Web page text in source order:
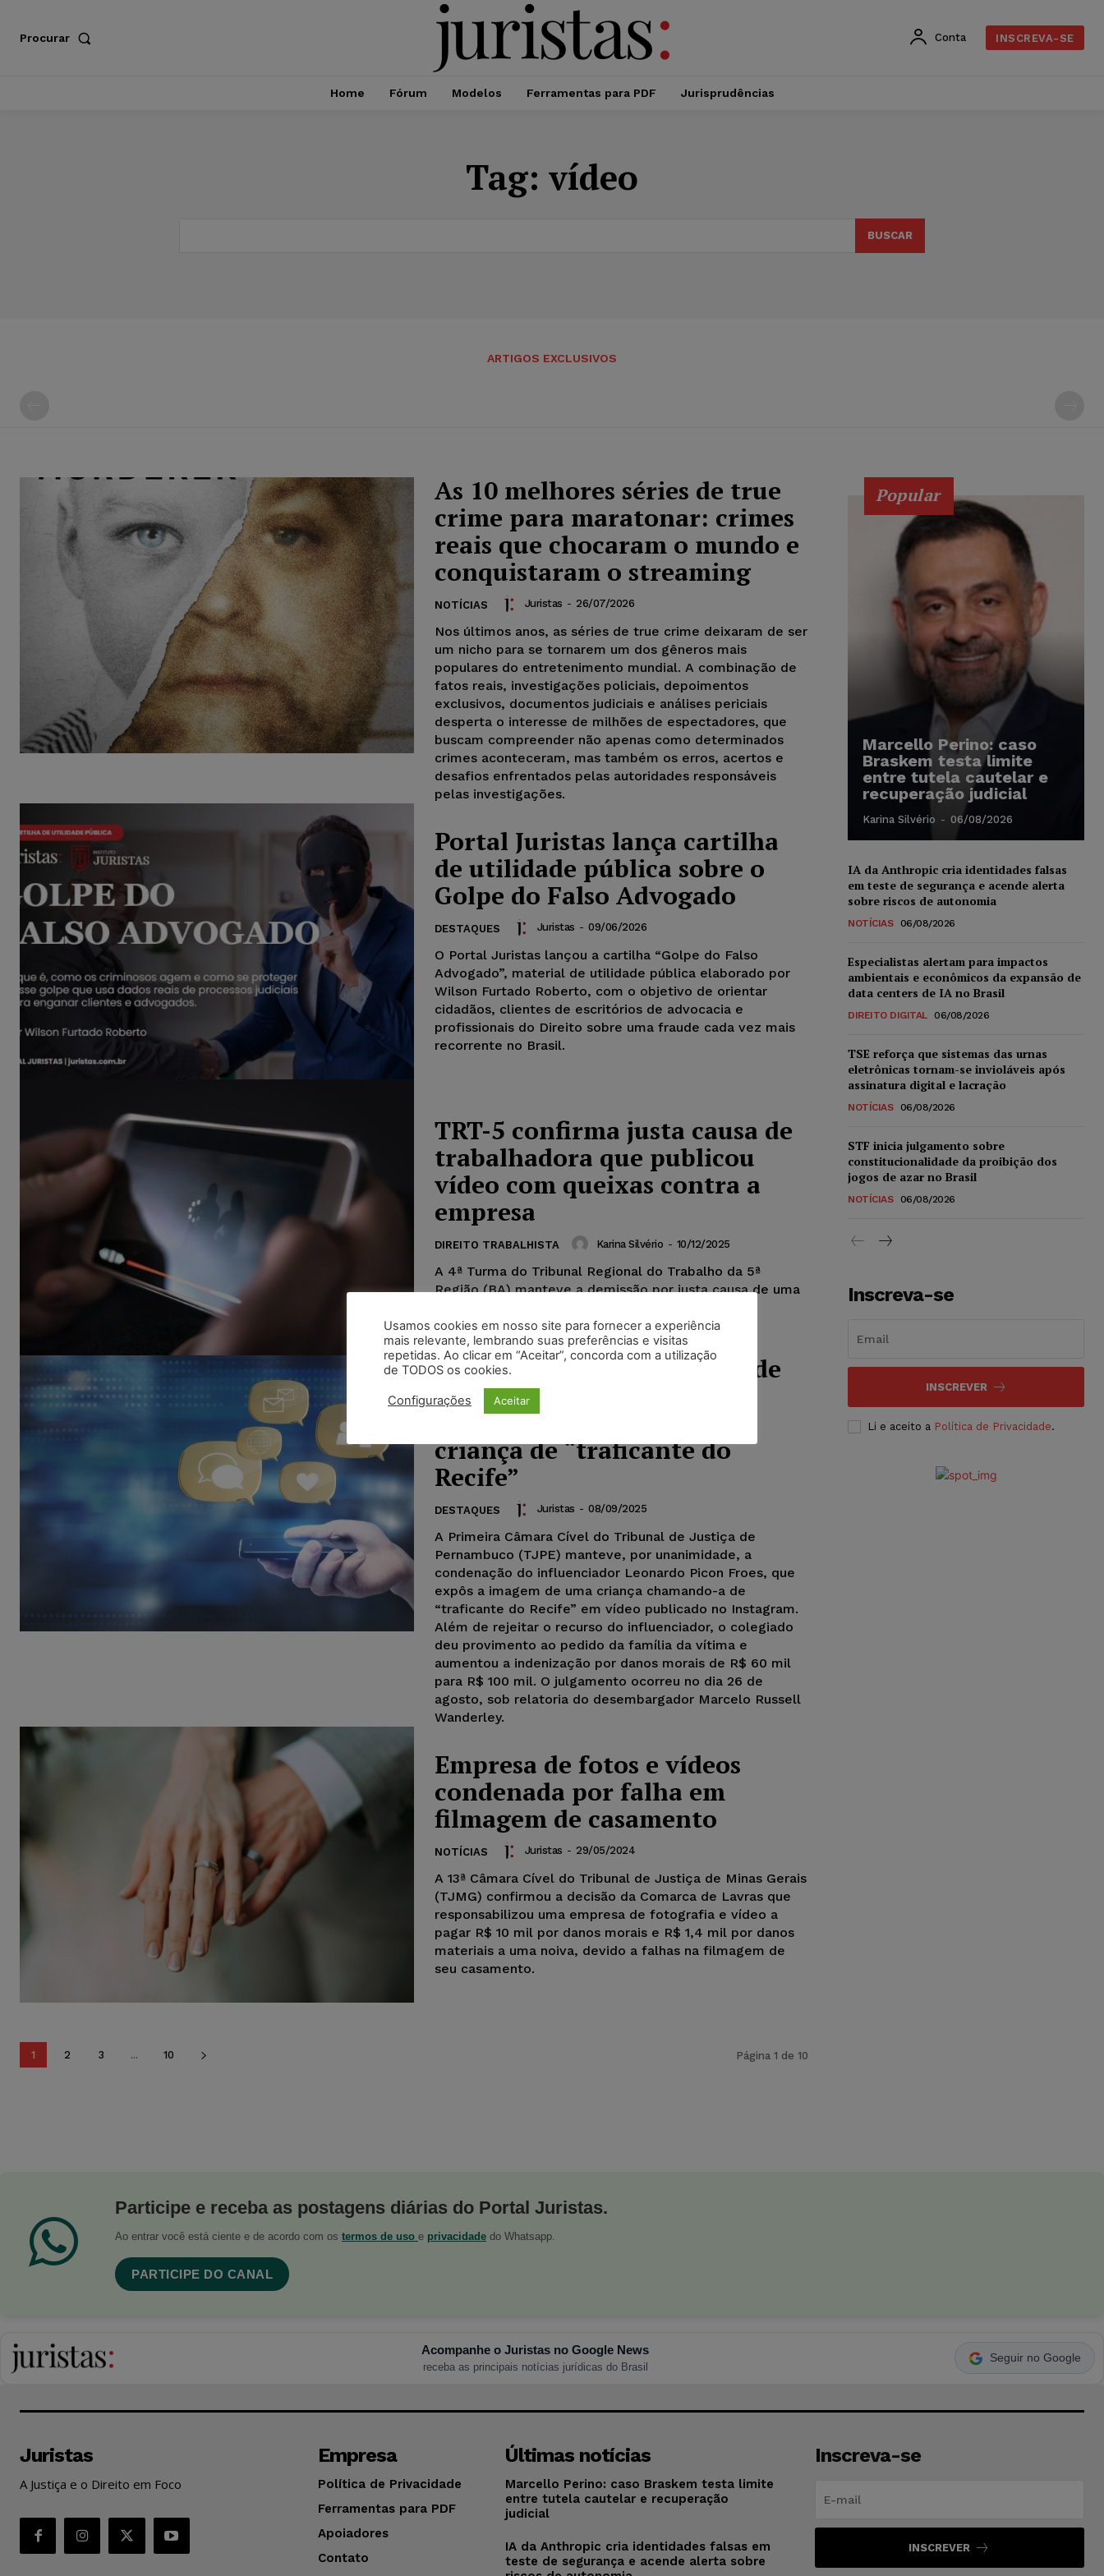
Procurar Conta INSCREVA-SE
Home Fórum Modelos Ferramentas para PDF Jurisprudências
Tag: vídeo
BUSCAR
ARTIGOS EXCLUSIVOS
As 10 melhores séries de true
crime para maratonar: crimes
reais que chocaram o mundo e
conquistaram o streaming
NOTÍCIAS Juristas - 26/07/2026
Nos últimos anos, as séries de true crime deixaram de ser
um nicho para se tornarem um dos gêneros mais
populares do entretenimento mundial. A combinação de
fatos reais, investigações policiais, depoimentos
exclusivos, documentos judiciais e análises periciais
desperta o interesse de milhões de espectadores, que
buscam compreender não apenas como determinados
crimes aconteceram, mas também os erros, acertos e
desafios enfrentados pelas autoridades responsáveis
pelas investigações.
Portal Juristas lança cartilha
de utilidade pública sobre o
Golpe do Falso Advogado
DESTAQUES Juristas - 09/06/2026
O Portal Juristas lançou a cartilha “Golpe do Falso
Advogado”, material de utilidade pública elaborado por
Wilson Furtado Roberto, com o objetivo de orientar
cidadãos, clientes de escritórios de advocacia e
profissionais do Direito sobre uma fraude cada vez mais
recorrente no Brasil.
TRT-5 confirma justa causa de
trabalhadora que publicou
vídeo com queixas contra a
empresa
DIREITO TRABALHISTA Karina Silvério - 10/12/2025
A 4ª Turma do Tribunal Regional do Trabalho da 5ª
Região (BA) manteve a demissão por justa causa de uma
TJPE mantém condenação de
Leonardo Picon e aumenta
indenização por chamar
criança de “traficante do
Recife”
DESTAQUES Juristas - 08/09/2025
A Primeira Câmara Cível do Tribunal de Justiça de
Pernambuco (TJPE) manteve, por unanimidade, a
condenação do influenciador Leonardo Picon Froes, que
expôs a imagem de uma criança chamando-a de
“traficante do Recife” em vídeo publicado no Instagram.
Além de rejeitar o recurso do influenciador, o colegiado
deu provimento ao pedido da família da vítima e
aumentou a indenização por danos morais de R$ 60 mil
para R$ 100 mil. O julgamento ocorreu no dia 26 de
agosto, sob relatoria do desembargador Marcelo Russell
Wanderley.
Empresa de fotos e vídeos
condenada por falha em
filmagem de casamento
NOTÍCIAS Juristas - 29/05/2024
A 13ª Câmara Cível do Tribunal de Justiça de Minas Gerais
(TJMG) confirmou a decisão da Comarca de Lavras que
responsabilizou uma empresa de fotografia e vídeo a
pagar R$ 10 mil por danos morais e R$ 1,4 mil por danos
materiais a uma noiva, devido a falhas na filmagem de
seu casamento.
1 2 3 ... 10 Página 1 de 10
Popular
Marcello Perino: caso
Braskem testa limite
entre tutela cautelar e
recuperação judicial
Karina Silvério - 06/08/2026
IA da Anthropic cria identidades falsas
em teste de segurança e acende alerta
sobre riscos de autonomia
NOTÍCIAS 06/08/2026
Especialistas alertam para impactos
ambientais e econômicos da expansão de
data centers de IA no Brasil
DIREITO DIGITAL 06/08/2026
TSE reforça que sistemas das urnas
eletrônicas tornam-se invioláveis após
assinatura digital e lacração
NOTÍCIAS 06/08/2026
STF inicia julgamento sobre
constitucionalidade da proibição dos
jogos de azar no Brasil
NOTÍCIAS 06/08/2026
Inscreva-se
INSCREVER
Li e aceito a Política de Privacidade.
Participe e receba as postagens diárias do Portal Juristas.
Ao entrar você está ciente e de acordo com os termos de uso e privacidade do Whatsapp.
PARTICIPE DO CANAL
Acompanhe o Juristas no Google News
receba as principais notícias jurídicas do Brasil
Seguir no Google
Juristas
A Justiça e o Direito em Foco
Empresa
Política de Privacidade
Ferramentas para PDF
Apoiadores
Contato
Últimas notícias
Marcello Perino: caso Braskem testa limite
entre tutela cautelar e recuperação
judicial
IA da Anthropic cria identidades falsas em
teste de segurança e acende alerta sobre
Inscreva-se
INSCREVER
Usamos cookies em nosso site para fornecer a experiência
mais relevante, lembrando suas preferências e visitas
repetidas. Ao clicar em “Aceitar”, concorda com a utilização
de TODOS os cookies.
Configurações Aceitar